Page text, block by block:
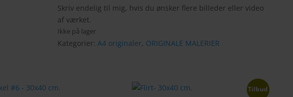
Skriv endelig til mig, hvis du ønsker flere billeder eller video
af værket.
Ikke på lager
Kategorier: A4 originaler, ORIGINALE MALERIER
Tilbud